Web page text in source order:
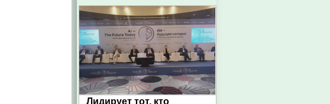
Лидирует тот, кто